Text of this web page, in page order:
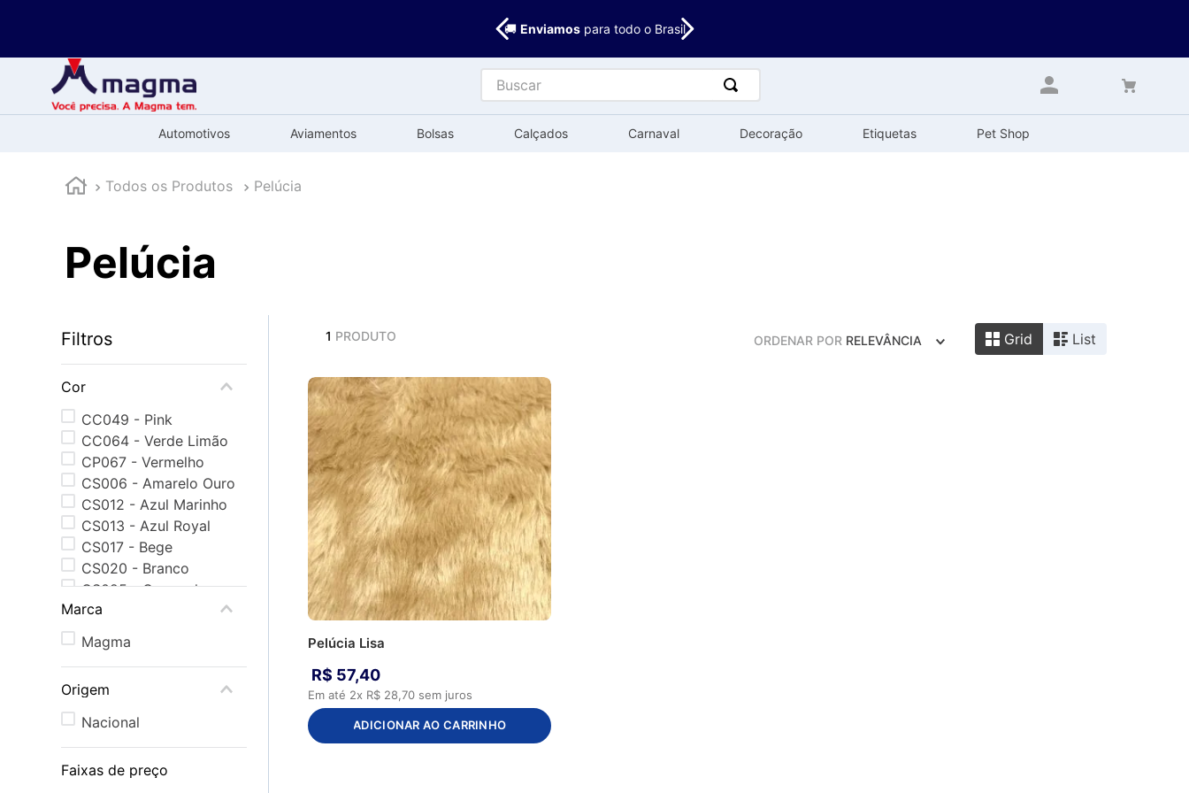
🚚 Enviamospara todo o Brasil
Buscar
Automotivos Aviamentos Bolsas Calçados Carnaval Decoração Etiquetas Pet Shop
Todos os Produtos Pelúcia
Pelúcia
Filtros
Cor
CC049 - Pink
CC064 - Verde Limão
CP067 - Vermelho
CS006 - Amarelo Ouro
CS012 - Azul Marinho
CS013 - Azul Royal
CS017 - Bege
CS020 - Branco
CS025 - Caramelo
CS026 - Chocolate
CS041 - Lilás
CS054 - Rosa BB
CS062 - Verde Bandeira
Marca
Magma
Origem
Nacional
Faixas de preço
1 PRODUTO ORDENAR POR RELEVÂNCIA Grid List
Pelúcia Lisa
R$ 57,40
Em até 2x R$ 28,70 sem juros
ADICIONAR AO CARRINHO